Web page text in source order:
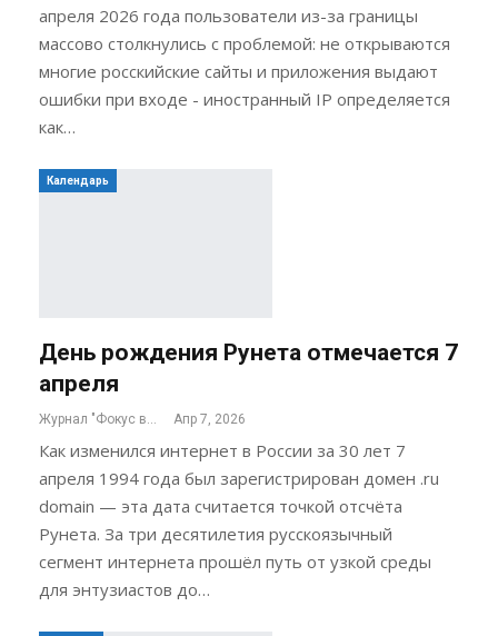
апреля 2026 года пользователи из-за границы
массово столкнулись с проблемой: не открываются
многие росскийские сайты и приложения выдают
ошибки при входе - иностранный IP определяется
как…
Календарь
День рождения Рунета отмечается 7
апреля
Журнал "Фокус внимания" Апр 7, 2026
Как изменился интернет в России за 30 лет 7
апреля 1994 года был зарегистрирован домен .ru
domain — эта дата считается точкой отсчёта
Рунета. За три десятилетия русскоязычный
сегмент интернета прошёл путь от узкой среды
для энтузиастов до…